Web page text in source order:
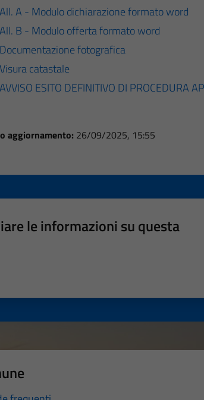
All. A - Modulo dichiarazione formato word
All. B - Modulo offerta formato word
Documentazione fotografica
Visura catastale
AVVISO ESITO DEFINITIVO DI PROCEDURA
aggiornamento: 26/09/2025, 15:55
le informazioni su questa